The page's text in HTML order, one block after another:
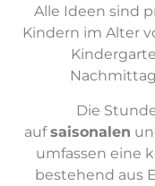
Alle Ideen sind
Kindern im Alter
Die
aufsaisonalen
umfassen eine
bestehend aus